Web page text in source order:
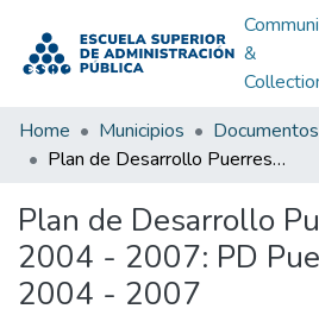
&
Home Municipios
Plan de Desarrollo Puerres Nariño 2004 - 2007: PD Puerres Nariño 2004 - 2007
Plan de Desarrollo
2004 - 2007: PD
2004 - 2007